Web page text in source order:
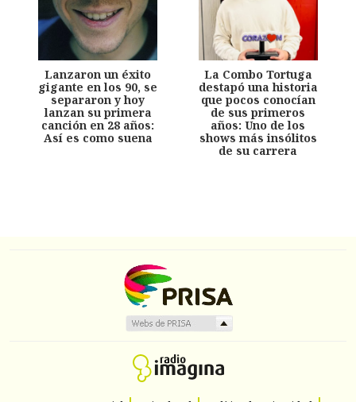
Lanzaron un éxito
gigante en los 90, se
separaron y hoy
lanzan su primera
canción en 28 años:
Así es como suena
La Combo Tortuga
destapó una historia
que pocos conocían
de sus primeros
años: Uno de los
shows más insólitos
de su carrera